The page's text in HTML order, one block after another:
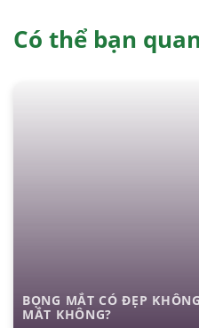
đặt túi ngực
Có thể bạn
BỌNG MẮT CÓ ĐẸP
MẮT KHÔNG?